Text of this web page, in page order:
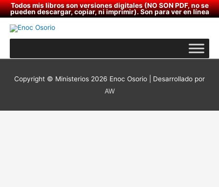
Todos mis libros son versiones digitales (NO SON PDF, no se
pueden descargar, copiar, ni imprimir). Son para ver en línea
Ir
al
contenido
Copyright © Ministerios 2026 Enoc Osorio | Desarrollado por
AW